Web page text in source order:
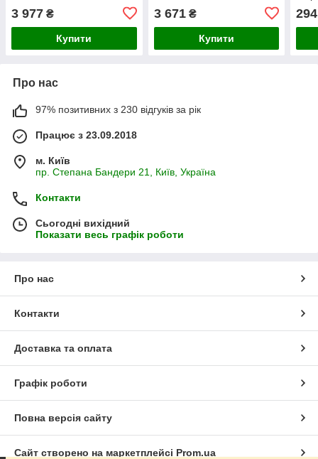
3 977 ₴
Купити
3 671₴
Купити
294
Про нас
97% позитивних з 230 відгуків за рік
Працює з 23.09.2018
м. Київ
пр. Степана Бандери 21, Київ, Україна
Контакти
Сьогодні вихідний
Показати весь графік роботи
Про нас
Контакти
Доставка та оплата
Графік роботи
Повна версія сайту
Сайт створено на маркетплейсі Prom.ua